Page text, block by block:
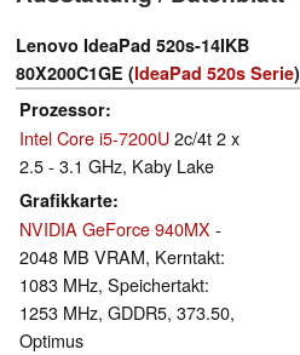
Lenovo IdeaPad 520s-14IKB
80X200C1GE (IdeaPad 520s Serie)
Prozessor
Intel Core i5-7200U2c/4t 2 x
2.5 - 3.1 GHz, Kaby Lake
Grafikkarte
NVIDIA GeForce 940MX -
2048 MB VRAM, Kerntakt:
1083 MHz, Speichertakt:
1253 MHz, GDDR5, 373.50,
Optimus